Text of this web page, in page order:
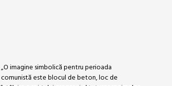
„O imagine simbolică pentru perioada
comunistă este blocul de beton, loc de